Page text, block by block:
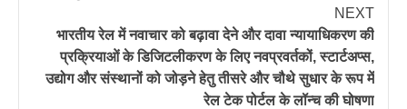
NEXT
भारतीय रेल में नवाचार को बढ़ावा देने और दावा न्यायाधिकरण की
प्रक्रियाओं के डिजिटलीकरण के लिए नवप्रवर्तकों, स्टार्टअप्स,
उद्योग और संस्थानों को जोड़ने हेतु तीसरे और चौथे सुधार के रूप में
रेल टेक पोर्टल के लॉन्च की घोषणा